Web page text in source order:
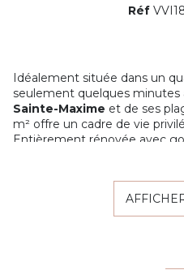
Réf
Idéalement située dans un
seulement quelques minutes
Sainte-Maxime et de ses
m² offre un cadre de vie
Entièrement rénovée avec
Le niveau principal propose
ouverte équipée donnant sur
chambres, une salle d’eau